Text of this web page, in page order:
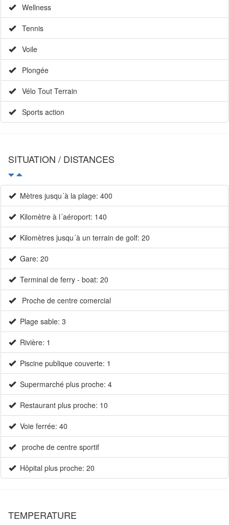
Wellness
Tennis
Voile
Plongée
Vélo Tout Terrain
Sports action
SITUATION / DISTANCES
Mètres jusqu´à la plage: 400
Kilomètre à l´aéroport: 140
Kilomètres jusqu´à un terrain de golf: 20
Gare: 20
Terminal de ferry - boat: 20
Proche de centre comercial
Plage sable: 3
Rivière: 1
Piscine publique couverte: 1
Supermarché plus proche: 4
Restaurant plus proche: 10
Voie ferrée: 40
proche de centre sportif
Hôpital plus proche: 20
TEMPERATURE